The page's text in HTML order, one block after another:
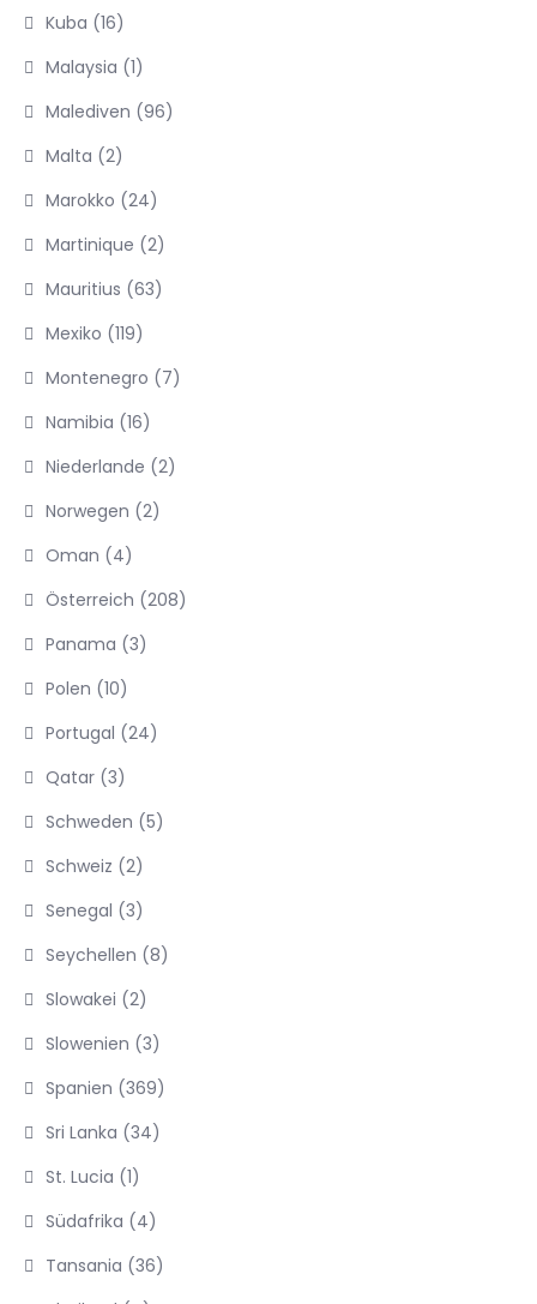
Kuba (16)
Malaysia (1)
Malediven (96)
Malta (2)
Marokko (24)
Martinique (2)
Mauritius (63)
Mexiko (119)
Montenegro (7)
Namibia (16)
Niederlande (2)
Norwegen (2)
Oman (4)
Österreich (208)
Panama (3)
Polen (10)
Portugal (24)
Qatar (3)
Schweden (5)
Schweiz (2)
Senegal (3)
Seychellen (8)
Slowakei (2)
Slowenien (3)
Spanien (369)
Sri Lanka (34)
St. Lucia (1)
Südafrika (4)
Tansania (36)